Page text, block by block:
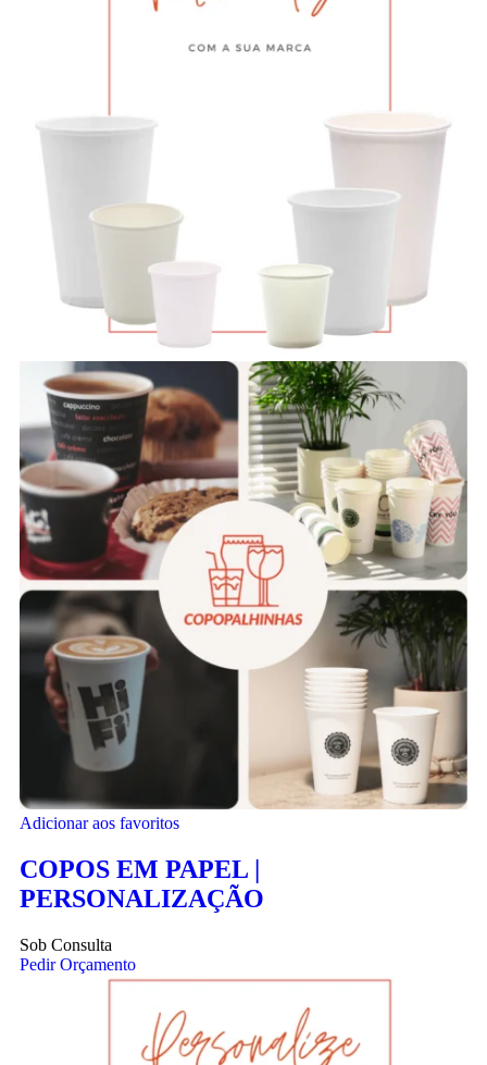
Adicionar aos favoritos
COPOS EM PAPEL |
PERSONALIZAÇÃO
Sob Consulta
Pedir Orçamento